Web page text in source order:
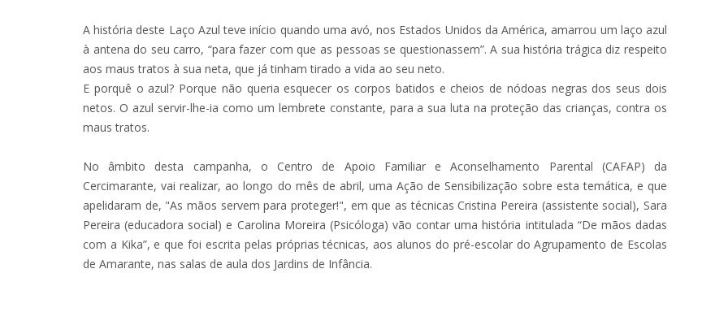
A história deste Laço Azul teve início quando uma avó, nos Estados Unidos da América, amarrou um laço azul
à antena do seu carro, “para fazer com que as pessoas se questionassem”. A sua história trágica diz respeito
aos maus tratos à sua neta, que já tinham tirado a vida ao seu neto.
E porquê o azul? Porque não queria esquecer os corpos batidos e cheios de nódoas negras dos seus dois
netos. O azul servir-lhe-ia como um lembrete constante, para a sua luta na proteção das crianças, contra os
maus tratos.
No âmbito desta campanha, o Centro de Apoio Familiar e Aconselhamento Parental (CAFAP) da
Cercimarante, vai realizar, ao longo do mês de abril, uma Ação de Sensibilização sobre esta temática, e que
apelidaram de, "As mãos servem para proteger!", em que as técnicas Cristina Pereira (assistente social), Sara
Pereira (educadora social) e Carolina Moreira (Psicóloga) vão contar uma história intitulada “De mãos dadas
com a Kika”, e que foi escrita pelas próprias técnicas, aos alunos do pré-escolar do Agrupamento de Escolas
de Amarante, nas salas de aula dos Jardins de Infância.